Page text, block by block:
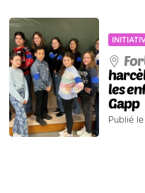
les
Gapp
Publié